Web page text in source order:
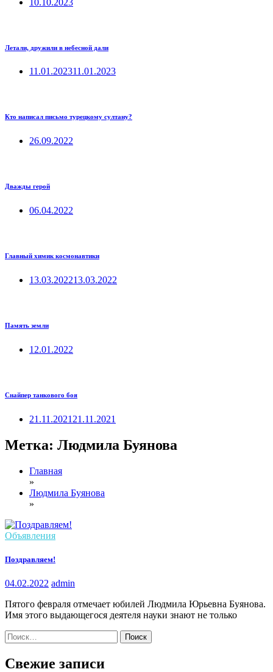
Летали, дружили в небесной дали
11.01.202311.01.2023
Кто написал письмо турецкому султану?
26.09.2022
Дважды герой
06.04.2022
Главный химик космонавтики
13.03.202213.03.2022
Память земли
12.01.2022
Снайпер танкового боя
21.11.2021 21.11.2021
Метка: Людмила Буянова
Главная
»
Людмила Буянова
»
Объявления
Поздравляем!
04.02.2022 admin
Пятого февраля отмечает юбилей Людмила Юрьевна Буянова.
Имя этого выдающегося деятеля науки знают не только
Найти:
Свежие записи